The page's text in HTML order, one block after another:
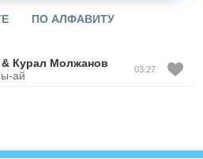
ПО АЛФАВИТУ
& Курал Молжанов
ай
03:27